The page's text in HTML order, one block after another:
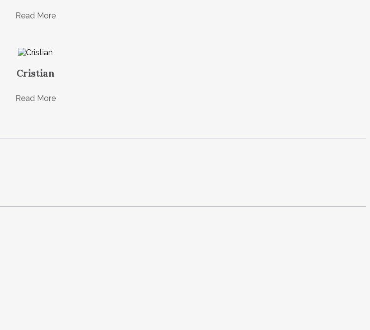
Read More
Cristian
Read More